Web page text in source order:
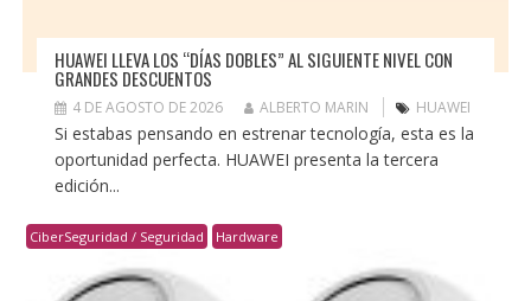
HUAWEI LLEVA LOS “DÍAS DOBLES” AL SIGUIENTE NIVEL CON
GRANDES DESCUENTOS
4 DE AGOSTO DE 2026 ALBERTO MARIN HUAWEI
Si estabas pensando en estrenar tecnología, esta es la
oportunidad perfecta. HUAWEI presenta la tercera
edición...
CiberSeguridad / Seguridad Hardware